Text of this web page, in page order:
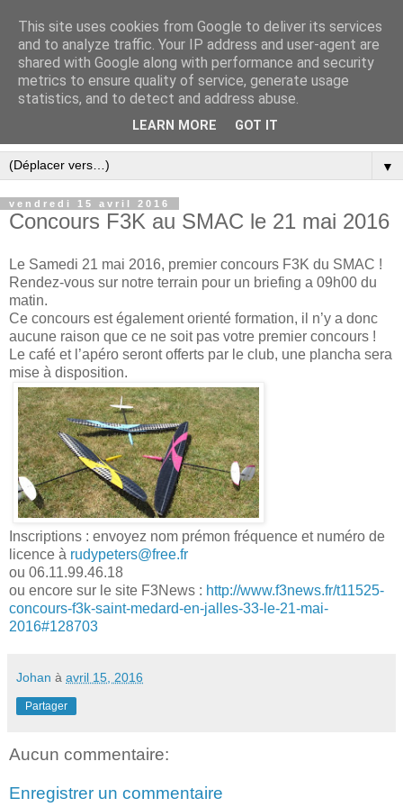
▼
vendredi 15 avril 2016
Concours F3K au SMAC le 21 mai 2016
Le Samedi 21 mai 2016, premier concours F3K du SMAC !
Rendez-vous sur notre terrain pour un briefing a 09h00 du
matin.
Ce concours est également orienté formation, il n’y a donc
aucune raison que ce ne soit pas votre premier concours !
Le café et l’apéro seront offerts par le club, une plancha sera
mise à disposition.
Inscriptions : envoyez nom prémon fréquence et numéro de
licence à rudypeters@free.fr
ou 06.11.99.46.18
ou encore sur le site F3News : http://www.f3news.fr/t11525-
concours-f3k-saint-medard-en-jalles-33-le-21-mai-
2016#128703
Johan à avril 15, 2016
Partager
Aucun commentaire:
Enregistrer un commentaire
This site uses cookies from Google to deliver its services
and to analyze traffic. Your IP address and user-agent are
shared with Google along with performance and security
metrics to ensure quality of service, generate usage
statistics, and to detect and address abuse.
LEARN MORE GOT IT